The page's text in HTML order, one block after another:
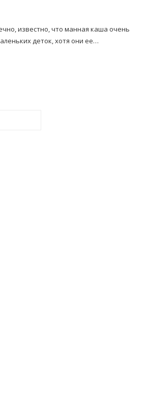
известно, что манная каша очень
деток, хотя они ее…